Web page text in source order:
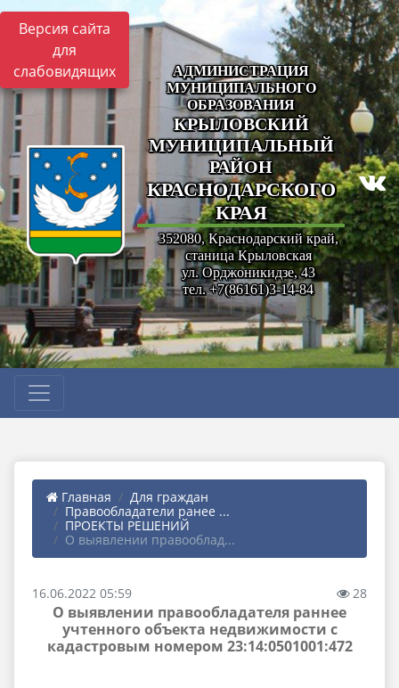
Версия сайта
для
слабовидящих
АДМИНИСТРАЦИЯ
МУНИЦИПАЛЬНОГО
ОБРАЗОВАНИЯ
КРЫЛОВСКИЙ
МУНИЦИПАЛЬНЫЙ
РАЙОН
КРАСНОДАРСКОГО
КРАЯ
352080, Краснодарский край,
станица Крыловская
ул. Орджоникидзе, 43
тел. +7(86161)3-14-84
Главная
Для граждан
Правообладатели ранее ...
ПРОЕКТЫ РЕШЕНИЙ
О выявлении правооблад...
16.06.2022 05:59 28
О выявлении правообладателя раннее
учтенного объекта недвижимости с
кадастровым номером 23:14:0501001:472